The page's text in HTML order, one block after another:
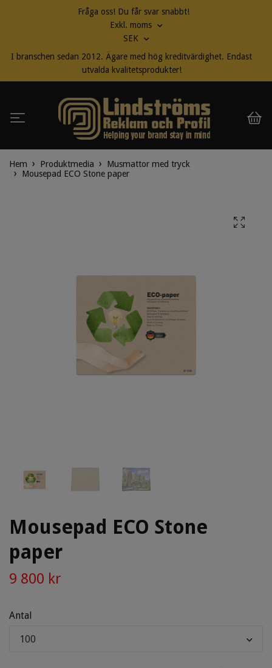
Fråga oss! Du får svar snabbt!
Exkl. moms
SEK
I branschen sedan 2012. Ägare med hög kreditvärdighet. Endast
utvalda kvalitetsprodukter!
Hem Produktmedia
Musmattor med tryck
Mousepad ECO Stone paper
Mousepad ECO Stone
paper
9 800 kr
Antal
100